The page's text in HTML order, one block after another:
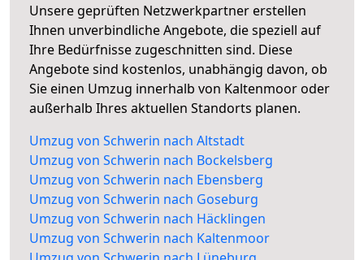
Unsere geprüften Netzwerkpartner erstellen
Ihnen unverbindliche Angebote, die speziell auf
Ihre Bedürfnisse zugeschnitten sind. Diese
Angebote sind kostenlos, unabhängig davon, ob
Sie einen Umzug innerhalb von Kaltenmoor oder
außerhalb Ihres aktuellen Standorts planen.
Umzug von Schwerin nach Altstadt
Umzug von Schwerin nach Bockelsberg
Umzug von Schwerin nach Ebensberg
Umzug von Schwerin nach Goseburg
Umzug von Schwerin nach Häcklingen
Umzug von Schwerin nach Kaltenmoor